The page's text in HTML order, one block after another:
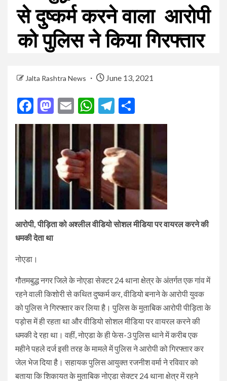
से दुष्कर्म करने वाला आरोपी
को पुलिस ने किया गिरफ्तार
Jalta Rashtra News June 13, 2021
Facebook
Mastodon
EmailWhatsApp
Telegram
आरोपी, पीड़िता को अश्लील वीडियो सोशल मीडिया पर वायरल करने की
धमकी देता था
नोएडा।
गौतमबुद्ध नगर जिले के नोएडा सेक्टर 24 थाना क्षेत्र के अंतर्गत एक गांव में
रहने वाली किशोरी से कथित दुष्कर्म कर, वीडियो बनाने के आरोपी युवक
को पुलिस ने गिरफ्तार कर लिया है। पुलिस के मुताबिक आरोपी पीड़िता के
पड़ोस में ही रहता था और वीडियो सोशल मीडिया पर वायरल करने की
धमकी दे रहा था। वहीं, नोएडा के ही फेस-3 पुलिस थाने में करीब एक
महीने पहले दर्ज इसी तरह के मामले में पुलिस ने आरोपी को गिरफ्तार कर
जेल भेज दिया है। सहायक पुलिस आयुक्त रजनीश वर्मा ने रविवार को
बताया कि शिकायत के मुताबिक नोएडा सेक्टर 24 थाना क्षेत्र में रहने